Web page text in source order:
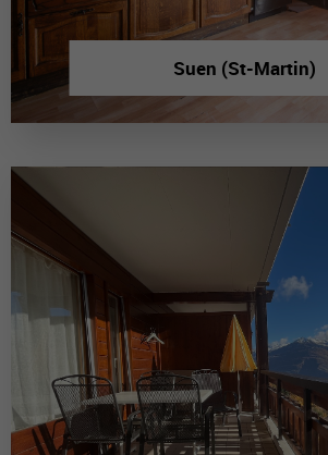
Suen (St-Martin)